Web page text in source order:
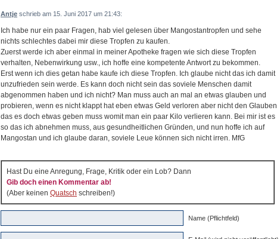
Antje schrieb am 15. Juni 2017 um 21:43:
Ich habe nur ein paar Fragen, hab viel gelesen über Mangostantropfen und sehe
nichts schlechtes dabei mir diese Tropfen zu kaufen.
Zuerst werde ich aber einmal in meiner Apotheke fragen wie sich diese Tropfen
verhalten, Nebenwirkung usw., ich hoffe eine kompetente Antwort zu bekommen.
Erst wenn ich dies getan habe kaufe ich diese Tropfen. Ich glaube nicht das ich damit
unzufrieden sein werde. Es kann doch nicht sein das soviele Menschen damit
abgenommen haben und ich nicht? Man muss auch an mal an etwas glauben und
probieren, wenn es nicht klappt hat eben etwas Geld verloren aber nicht den Glauben
das es doch etwas geben muss womit man ein paar Kilo verlieren kann. Bei mir ist es
so das ich abnehmen muss, aus gesundheitlichen Gründen, und nun hoffe ich auf
Mangostan und ich glaube daran, soviele Leue können sich nicht irren. MfG
Hast Du eine Anregung, Frage, Kritik oder ein Lob? Dann
Gib doch einen Kommentar ab!
(Aber keinen Quatsch schreiben!)
Name (Pflichtfeld)